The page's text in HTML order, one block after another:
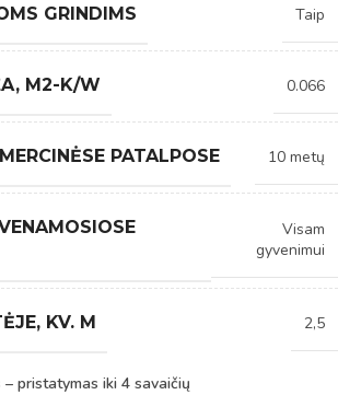
GRINDIMS Taip
M2-K/W 0.066
PATALPOSE 10 metų
Visam
gyvenimui
KV. M 2,5
pristatymas iki 4 savaičių